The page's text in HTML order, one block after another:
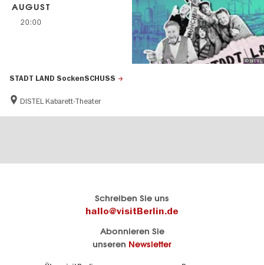
STADT LAND SockenSCHUSS
DISTEL Kabarett-Theater
AUGUST
20:00
© DISTEL
Schreiben Sie uns
hallo@visitBerlin.de
Abonnieren Sie
unseren Newsletter